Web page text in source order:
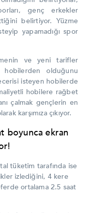
genç erkekler
belirtiyor. Yüzme
yapamadığı spor
ve yeni tarifler
olduğunu
isteyen hobilerde
hobilere rağbet
çalmak gençlerin en
karşımıza çıkıyor.
boyunca ekran
tüketim tarafında ise
izlediğini, 4 kere
ortalama 2.5 saat